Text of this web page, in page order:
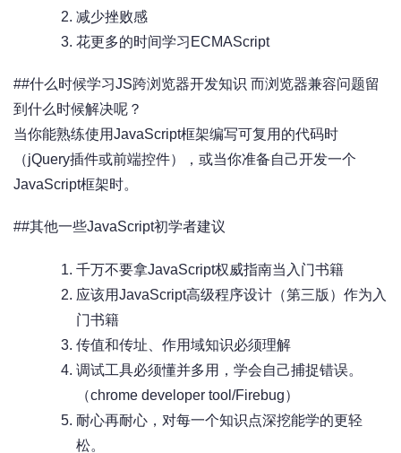
减少挫败感
花更多的时间学习ECMAScript
##什么时候学习JS跨浏览器开发知识 而浏览器兼容问题留
到什么时候解决呢？
当你能熟练使用JavaScript框架编写可复用的代码时
（jQuery插件或前端控件），或当你准备自己开发一个
JavaScript框架时。
##其他一些JavaScript初学者建议
千万不要拿JavaScript权威指南当入门书籍
应该用JavaScript高级程序设计（第三版）作为入
门书籍
传值和传址、作用域知识必须理解
调试工具必须懂并多用，学会自己捕捉错误。
（chrome developer tool/Firebug）
耐心再耐心，对每一个知识点深挖能学的更轻
松。